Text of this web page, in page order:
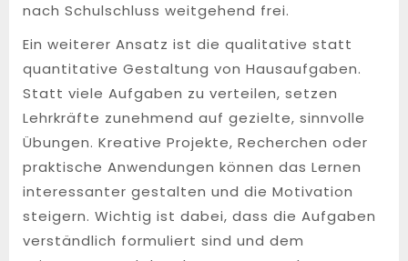
nach Schulschluss weitgehend frei.
Ein weiterer Ansatz ist die qualitative statt
quantitative Gestaltung von Hausaufgaben.
Statt viele Aufgaben zu verteilen, setzen
Lehrkräfte zunehmend auf gezielte, sinnvolle
Übungen. Kreative Projekte, Recherchen oder
praktische Anwendungen können das Lernen
interessanter gestalten und die Motivation
steigern. Wichtig ist dabei, dass die Aufgaben
verständlich formuliert sind und dem